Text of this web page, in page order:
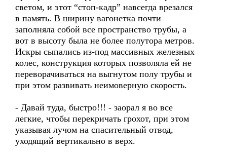
светом, и этот “стоп-кадр” навсегда врезался
в память. В ширину вагонетка почти
заполняла собой все пространство трубы, а
вот в высоту была не более полутора метров.
Искры сыпались из-под массивных железных
колес, конструкция которых позволяла ей не
переворачиваться на выгнутом полу трубы и
при этом развивать неимоверную скорость.
- Давай туда, быстро!!! - заорал я во все
легкие, чтобы перекричать грохот, при этом
указывая лучом на спасительный отвод,
уходящий вертикально в верх.